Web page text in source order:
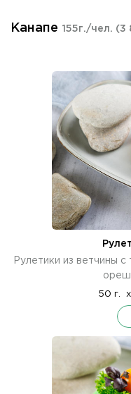
Канапе 155г./чел. (3
Рулетики из ветчины
50 г. x